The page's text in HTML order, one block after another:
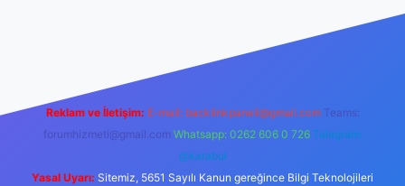
Reklam ve İletişim: E-mail: backlinkpaneli@gmail.com Teams:
forumhizmeti@gmail.com Whatsapp: 0262 606 0 726 Telegram:
@karabul
Yasal Uyarı: Sitemiz, 5651 Sayılı Kanun gereğince Bilgi Teknolojileri